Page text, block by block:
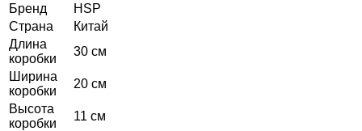
Бренд
HSP
Страна
Китай
Длина
коробки
30 см
Ширина
коробки
20 см
Высота
коробки
11 см